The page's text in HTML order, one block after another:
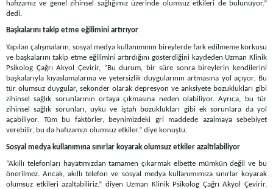
hafızamız ve genel zihinsel sağlığımız üzerinde olumsuz etkileri de bulunuyor.”
dedi.
Başkalarını takip etme eğilimini artırıyor
Yapılan çalışmaların, sosyal medya kullanımının bireylerde fark edilmeme korkusu
ve başkalarını takip etme eğilimini artırdığını gösterdiğini kaydeden Uzman Klinik
Psikolog Çağrı Akyol Çevirir, “Bu durum, bir süre sonra bireylerin kendilerini
başkalarıyla kıyaslamalarına ve yetersizlik duygularının artmasına yol açıyor. Bu
tür olumsuz duygular, sekonder olarak depresyon ve anksiyete bozuklukları gibi
zihinsel sağlık sorunlarının ortaya çıkmasına neden olabiliyor. Ayrıca, bu tür
zihinsel sağlık sorunları, uyku ve iştah bozuklukları gibi ek sorunlara da yol
açabiliyor. Tüm bu faktörler, beynimizdeki gri maddede azalmaya sebebiyet
verebilir, bu da hafızamızı olumsuz etkiler.” diye konuştu.
Sosyal medya kullanımına sınırlar koyarak olumsuz etkiler azaltılabiliyor
“Akıllı telefonları hayatımızdan tamamen çıkarmak elbette mümkün değil ve bu
önerilmez. Ancak, akıllı telefon ve sosyal medya kullanımımıza sınırlar koyarak
olumsuz etkileri azaltabiliriz.” diyen Uzman Klinik Psikolog Çağrı Akyol Çevirir,